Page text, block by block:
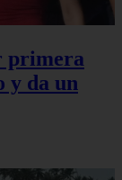
primera
y da un